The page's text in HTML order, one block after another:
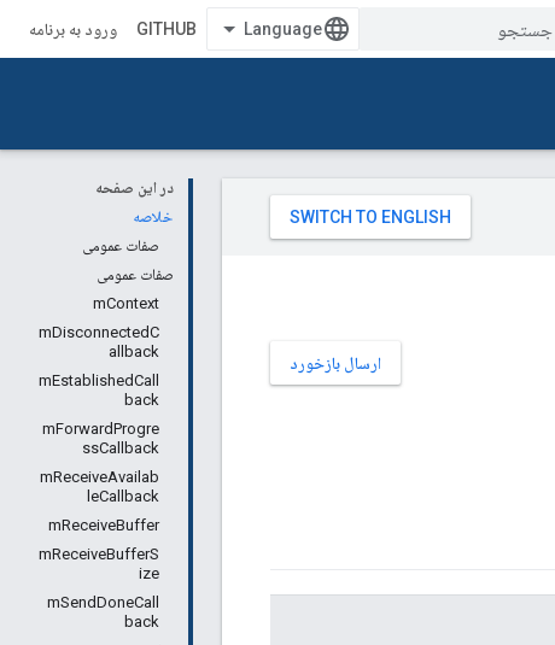
GITHUB ورود به برنامه
در این صفحه
خلاصه
صفات عمومی
صفات عمومی
mContext
mDisconnectedC
allback
mEstablishedCall
back
mForwardProgre
ssCallback
mReceiveAvailab
leCallback
mReceiveBuffer
mReceiveBufferS
ize
mSendDoneCall
back
ارسال بازخورد